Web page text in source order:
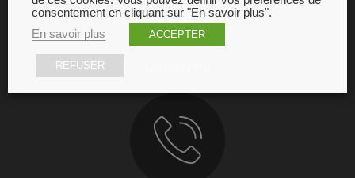
consentement en cliquant sur "En savoir plus".
En savoir plus
ACCEPTER
REFUSER